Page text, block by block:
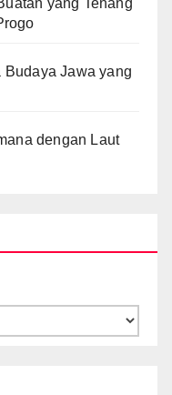
yang Tenang
Budaya Jawa yang
dengan Laut